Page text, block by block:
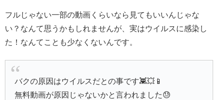
フルじゃない一部の動画くらいなら見てもいいんじゃな
い？なんて思うかもしれませんが、実はウイルスに感染し
た！なんてことも少なくないんです。
バクの原因はウイルスだとの事です👾💥📱
無料動画が原因じゃないかと言われました😓